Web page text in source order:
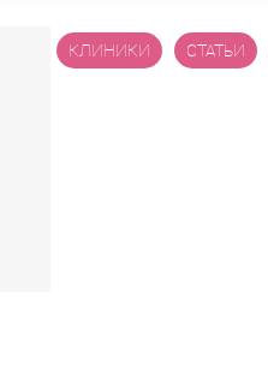
КЛИНИКИ СТАТЬИ